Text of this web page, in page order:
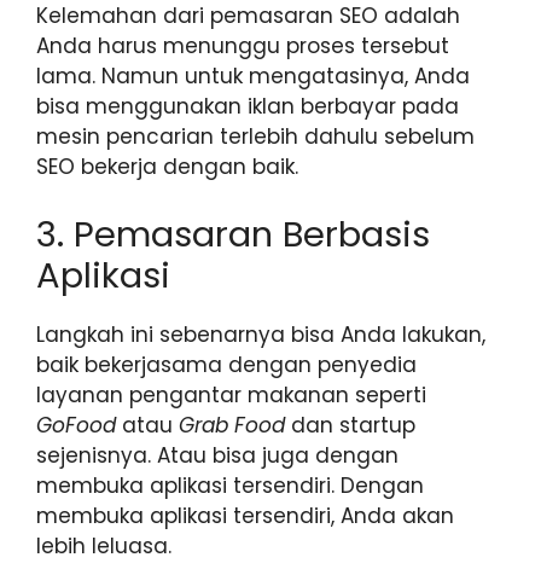
Kelemahan dari pemasaran SEO adalah
Anda harus menunggu proses tersebut
lama. Namun untuk mengatasinya, Anda
bisa menggunakan iklan berbayar pada
mesin pencarian terlebih dahulu sebelum
SEO bekerja dengan baik.
3. Pemasaran Berbasis
Aplikasi
Langkah ini sebenarnya bisa Anda lakukan,
baik bekerjasama dengan penyedia
layanan pengantar makanan seperti
GoFood atau Grab Fooddan startup
sejenisnya. Atau bisa juga dengan
membuka aplikasi tersendiri. Dengan
membuka aplikasi tersendiri, Anda akan
lebih leluasa.